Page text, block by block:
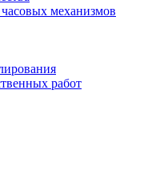
механизмов
работ